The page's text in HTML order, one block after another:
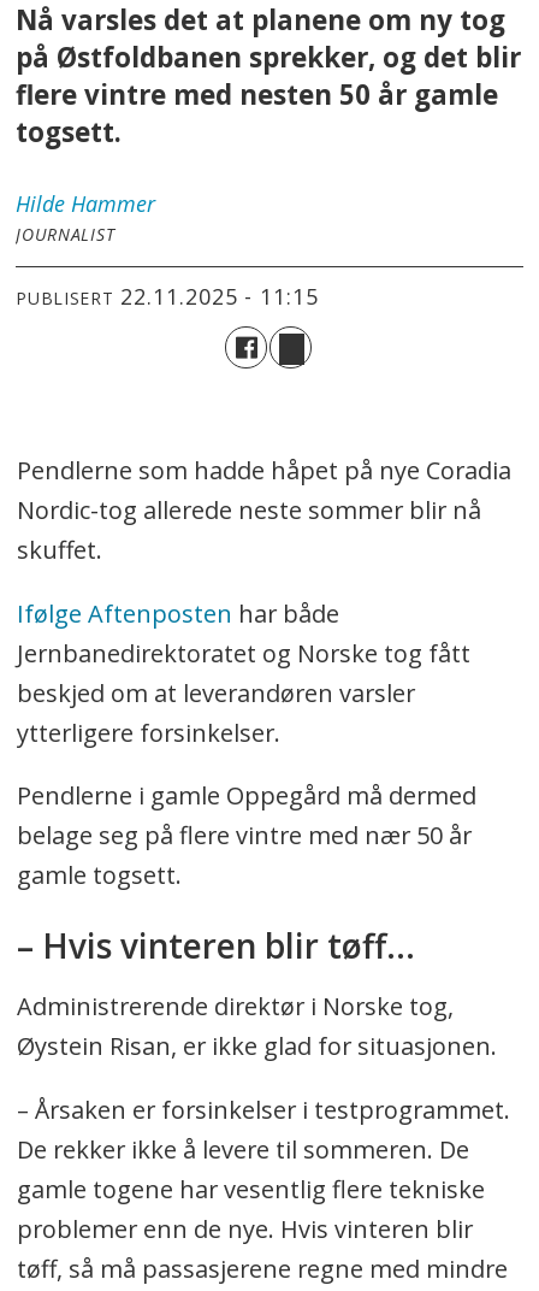
Nå varsles det at planene om ny tog
på Østfoldbanen sprekker, og det blir
flere vintre med nesten 50 år gamle
togsett.
Hilde Hammer
JOURNALIST
PUBLISERT 22.11.2025 - 11:15
Pendlerne som hadde håpet på nye Coradia
Nordic-tog allerede neste sommer blir nå
skuffet.
Ifølge Aftenposten har både
Jernbanedirektoratet og Norske tog fått
beskjed om at leverandøren varsler
ytterligere forsinkelser.
Pendlerne i gamle Oppegård må dermed
belage seg på flere vintre med nær 50 år
gamle togsett.
– Hvis vinteren blir tøff...
Administrerende direktør i Norske tog,
Øystein Risan, er ikke glad for situasjonen.
– Årsaken er forsinkelser i testprogrammet.
De rekker ikke å levere til sommeren. De
gamle togene har vesentlig flere tekniske
problemer enn de nye. Hvis vinteren blir
tøff, så må passasjerene regne med mindre